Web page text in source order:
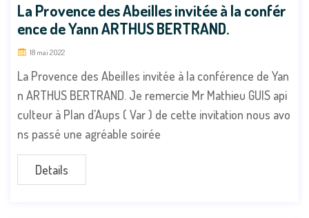
La Provence des Abeilles invitée à la confér
ence de Yann ARTHUS BERTRAND.
18 mai 2022
La Provence des Abeilles invitée à la conférence de Yan
n ARTHUS BERTRAND. Je remercie Mr Mathieu GUIS api
culteur à Plan d'Aups ( Var ) de cette invitation nous avo
ns passé une agréable soirée
Details